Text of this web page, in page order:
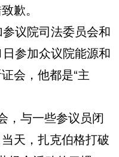
歉。
议院司法委员会和
参加众议院能源和
会，他都是“主
与一些参议员闭
天，扎克伯格打破